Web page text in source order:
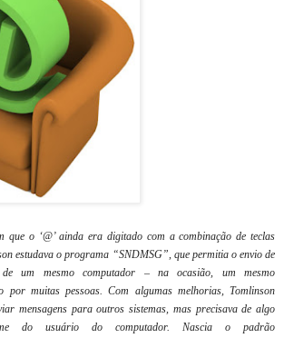
que o ‘@’ ainda era digitado com a combinação de teclas
estudava o programa “SNDMSG”, que permitia o envio de
um mesmo computador – na ocasião, um mesmo
por muitas pessoas. Com algumas melhorias, Tomlinson
mensagens para outros sistemas, mas precisava de algo
do usuário do computador. Nascia o padrão